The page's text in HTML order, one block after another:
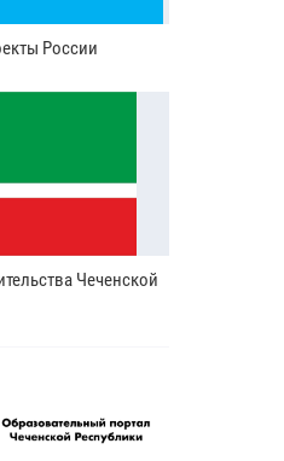
России
Чеченской